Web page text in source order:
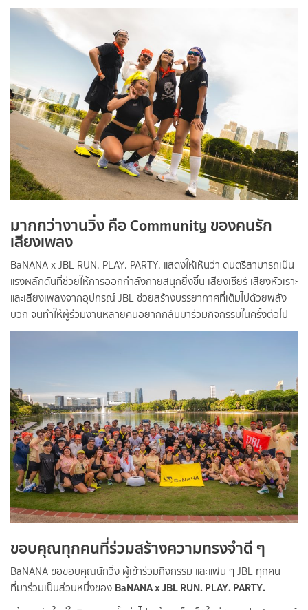
มากกว่างานวิ่ง คือ Community ของคนรัก
เสียงเพลง
BaNANA x JBL RUN. PLAY. PARTY. แสดงให้เห็นว่า ดนตรีสามารถเป็น
แรงผลักดันที่ช่วยให้การออกกำลังกายสนุกยิ่งขึ้น เสียงเชียร์ เสียงหัวเราะ
และเสียงเพลงจากอุปกรณ์ JBL ช่วยสร้างบรรยากาศที่เต็มไปด้วยพลัง
บวก จนทำให้ผู้ร่วมงานหลายคนอยากกลับมาร่วมกิจกรรมในครั้งต่อไป
ขอบคุณทุกคนที่ร่วมสร้างความทรงจำดี ๆ
BaNANA ขอขอบคุณนักวิ่ง ผู้เข้าร่วมกิจกรรม และแฟน ๆ JBL ทุกคน
ที่มาร่วมเป็นส่วนหนึ่งของ BaNANA x JBL RUN. PLAY. PARTY.